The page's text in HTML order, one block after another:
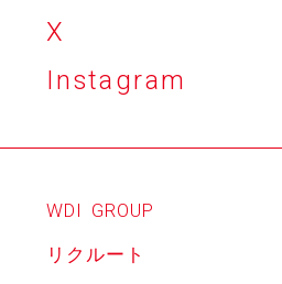
X
Instagram
WDI GROUP
リクルート